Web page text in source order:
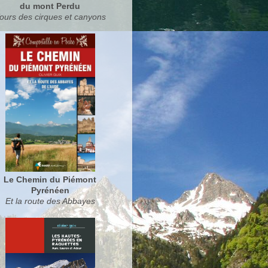
du mont Perdu
des cirques et canyons
Le Chemin du Piémont
Pyrénéen
Et la route des Abbayes